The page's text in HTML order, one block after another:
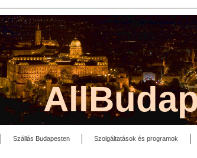
Szállás Budapesten Szolgáltatások és programok